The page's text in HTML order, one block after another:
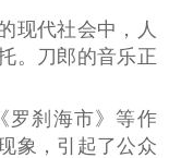
现代社会中，人
。刀郎的音乐正
罗刹海市》等作
象，引起了公众